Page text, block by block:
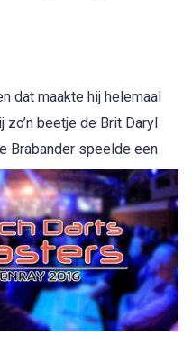
dat maakte hij helemaal
beetje de Brit Daryl
Brabander speelde een